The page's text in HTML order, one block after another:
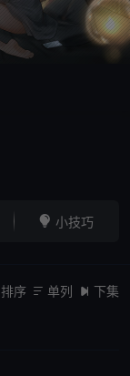
 小技巧
排序  单列  下集